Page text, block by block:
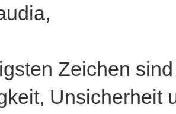
Zeichen
Unsicherheit